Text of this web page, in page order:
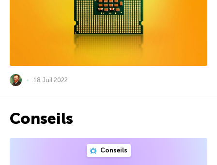
18 Juil 2022
Conseils
Conseils